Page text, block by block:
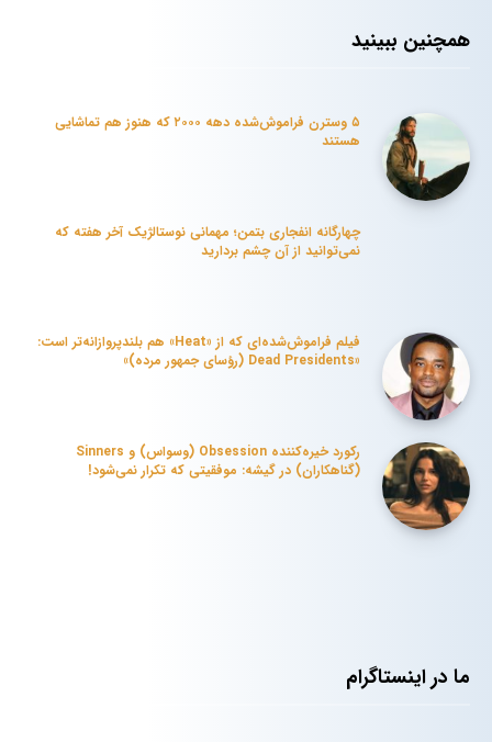
همچنین ببینید
۵ وسترن فراموش‌شده دهه ۲۰۰۰ که هنوز هم تماشایی
هستند
چهارگانه انفجاری بتمن؛ مهمانی نوستالژیک آخر هفته که
نمی‌توانید از آن چشم بردارید
فیلم فراموش‌شده‌ای که از «Heat» هم بلندپروازانه‌تر است:
«Dead Presidents (رؤسای جمهور مرده)»
رکورد خیره‌کننده Obsession (وسواس) و Sinners
(گناهکاران) در گیشه: موفقیتی که تکرار نمی‌شود!
ما در اینستاگرام